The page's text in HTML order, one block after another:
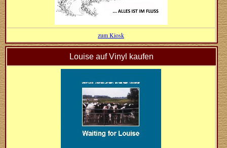
zum Kiosk
Louise auf Vinyl kaufen